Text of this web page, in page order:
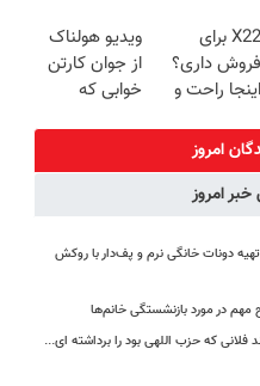
منزل + گارانتی
تعویض
🔥 پرداخت
درب منزل
X22 برای
فروش داری؟
اینجا راحت و
ویدیو هولناک
از جوان کارتن
خوابی که
امروز
خبر امروز
دونات خانگی نرم و پف‌دار با روکش
در مورد بازنشستگی خانم‌ها
که حزب اللهی بود را برداشته ای...